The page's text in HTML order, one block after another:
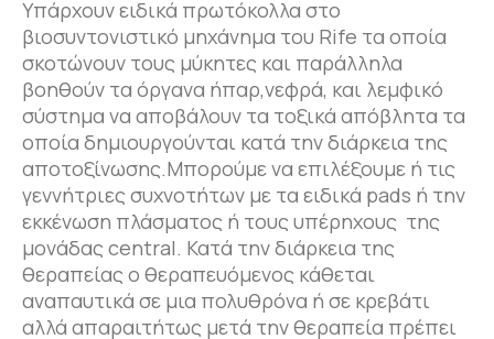
Υπάρχουν ειδικά πρωτόκολλα στο
βιοσυντονιστικό μηχάνημα του Rife τα οποία
σκοτώνουν τους μύκητες και παράλληλα
βοηθούν τα όργανα ήπαρ,νεφρά, και λεμφικό
σύστημα να αποβάλουν τα τοξικά απόβλητα τα
οποία δημιουργούνται κατά την διάρκεια της
αποτοξίνωσης.Μπορούμε να επιλέξουμε ή τις
γεννήτριες συχνοτήτων με τα ειδικά pads ή την
εκκένωση πλάσματος ή τους υπέρηχους της
μονάδας central. Κατά την διάρκεια της
θεραπείας ο θεραπευόμενος κάθεται
αναπαυτικά σε μια πολυθρόνα ή σε κρεβάτι
αλλά απαραιτήτως μετά την θεραπεία πρέπει